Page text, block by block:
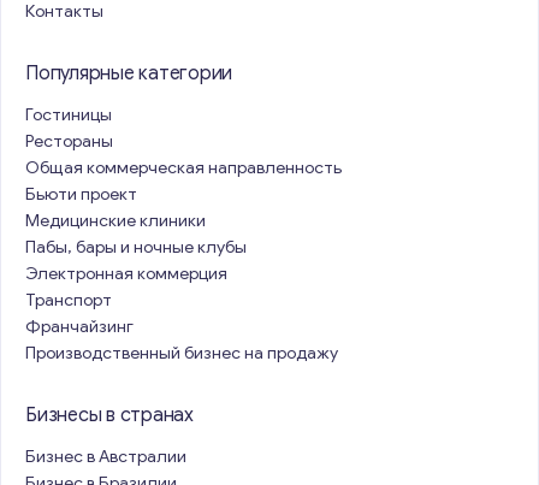
Контакты
Популярные категории
Гостиницы
Рестораны
Общая коммерческая направленность
Бьюти проект
Медицинские клиники
Пабы, бары и ночные клубы
Электронная коммерция
Транспорт
Франчайзинг
Производственный бизнес на продажу
Бизнесы в странах
Бизнес в Австралии